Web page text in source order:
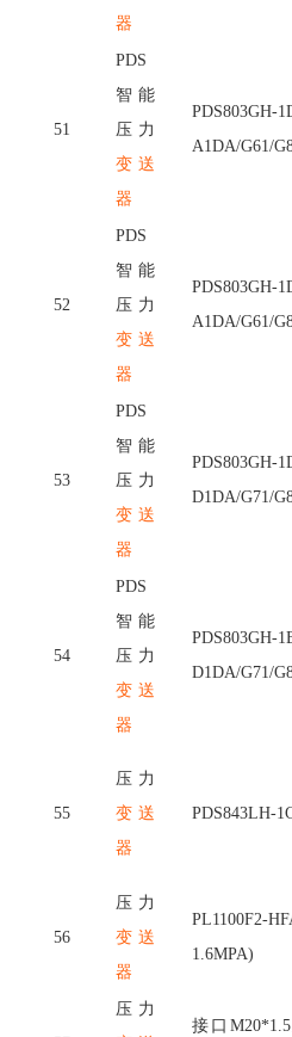
器
51
PDS
智能
压力
变送
器
PDS803GH-
A1DA/G61/
52
PDS
智能
压力
变送
器
PDS803GH-
A1DA/G61/
53
PDS
智能
压力
变送
器
PDS803GH-
D1DA/G71/
54
PDS
智能
压力
变送
器
PDS803GH-
D1DA/G71/
55
压力
变送
器
PDS843LH-
56
压力
变送
器
PL1100F2-
1.6MPA)
压力
接口